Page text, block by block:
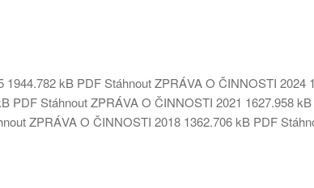
1944.782 kB PDF Stáhnout ZPRÁVA O ČINNOSTI 2024
PDF Stáhnout ZPRÁVA O ČINNOSTI 2021 1627.958 kB
ZPRÁVA O ČINNOSTI 2018 1362.706 kB PDF